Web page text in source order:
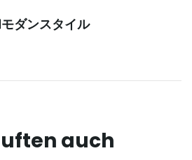
ダンスタイル
auch